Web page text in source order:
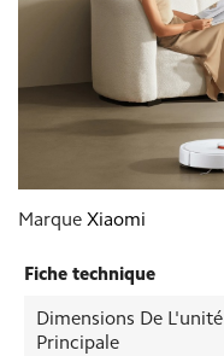
Marque Xiaomi
Fiche technique
Dimensions De L'unité
Principale